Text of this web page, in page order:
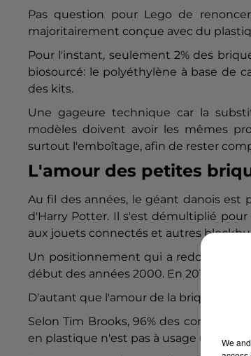
Pas question pour Lego de
majoritairement conçue avec du
Pour l'instant, seulement 2% des
biosourcé: le polyéthylène à base de
des kits.
Une gageure technique car la
modèles doivent avoir les mêmes
surtout l'emboîtage, afin de rester
L'amour des petites
Au fil des années, le géant danois
d'Harry Potter. Il s'est démultiplié
aux jouets connectés et autres
Un positionnement qui a redonné
début des années 2000. En 2019, son
D'autant que l'amour de la brique, qui
Selon Tim Brooks, 96% des
en plastique n'est pas à usage unique.
We and